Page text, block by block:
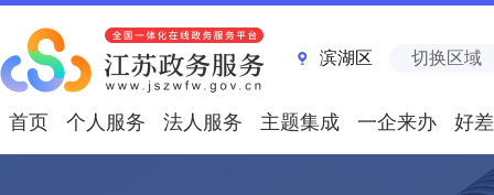
滨湖区 切换区域
首页 个人服务 法人服务 主题集成 一企来办 好